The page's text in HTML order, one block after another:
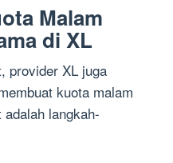
Malam
di XL
provider XL juga
kuota malam
langkah-